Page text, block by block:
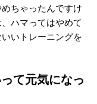
ちゃったんですけ
ハマってはやめて
いトレーニングを
て元気になっ